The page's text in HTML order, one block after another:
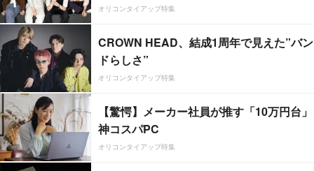
オリコンタイアップ特集
CROWN HEAD、結成1周年で見えた”バン
ドらしさ”
オリコンタイアップ特集
【驚愕】メーカー社員が推す「10万円台」
神コスパPC
オリコンタイアップ特集